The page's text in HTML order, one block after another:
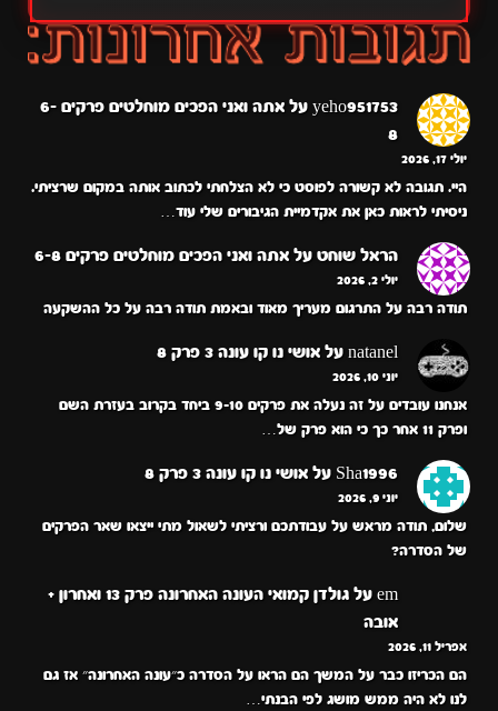
yeho951753 על
אתה ואני הפכים מוחלטים פרקים 6-
8
יולי 17, 2026
היי. תגובה לא קשורה לפוסט כי לא הצלחתי לכתוב אותה במקום שרציתי.
ניסיתי לראות כאן את אקדמיית הגיבורים שלי עוד…
הראל שוחט על אתה ואני הפכים מוחלטים פרקים 6-8
יולי 2, 2026
תודה רבה על התרגום מעריך מאוד ובאמת תודה רבה על כל ההשקעה
natanel על אושי נו קו עונה 3 פרק 8
יוני 10, 2026
אנחנו עובדים על זה נעלה את פרקים 9-10 ביחד בקרוב בעזרת השם
ופרק 11 אחר כך כי הוא פרק של…
Sha1996 על אושי נו קו עונה 3 פרק 8
יוני 9, 2026
שלום, תודה מראש על עבודתכם ורציתי לשאול מתי ייצאו שאר הפרקים
של הסדרה?
em על
גולדן קמואי העונה האחרונה פרק 13 ואחרון +
אובה
אפריל 11, 2026
הם הכריזו כבר על המשך הם הראו על הסדרה כ״עונה האחרונה״ אז גם
לנו לא היה ממש מושג לפי הבנתי…